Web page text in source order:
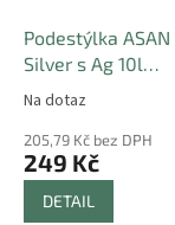
Podestýlka ASAN
Silver s Ag 10l
antibakteriálním
Na dotaz
205,79 Kč bez DPH
249 Kč
DETAIL